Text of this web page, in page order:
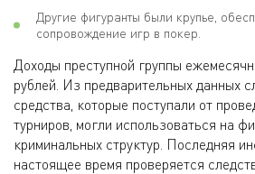
Другие фигуранты были крупье,
сопровождение игр в покер.
Доходы преступной группы
рублей. Из предварительных данных
средства, которые поступали от
турниров, могли использоваться на
криминальных структур. Последняя
настоящее время проверяется